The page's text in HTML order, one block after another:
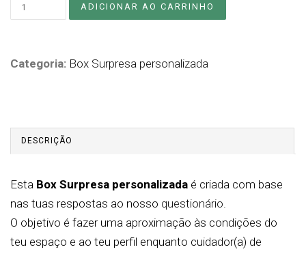
Categoria: Box Surpresa personalizada
DESCRIÇÃO
Esta Box Surpresa personalizada é criada com base
nas tuas respostas ao nosso questionário.
O objetivo é fazer uma aproximação às condições do
teu espaço e ao teu perfil enquanto cuidador(a) de